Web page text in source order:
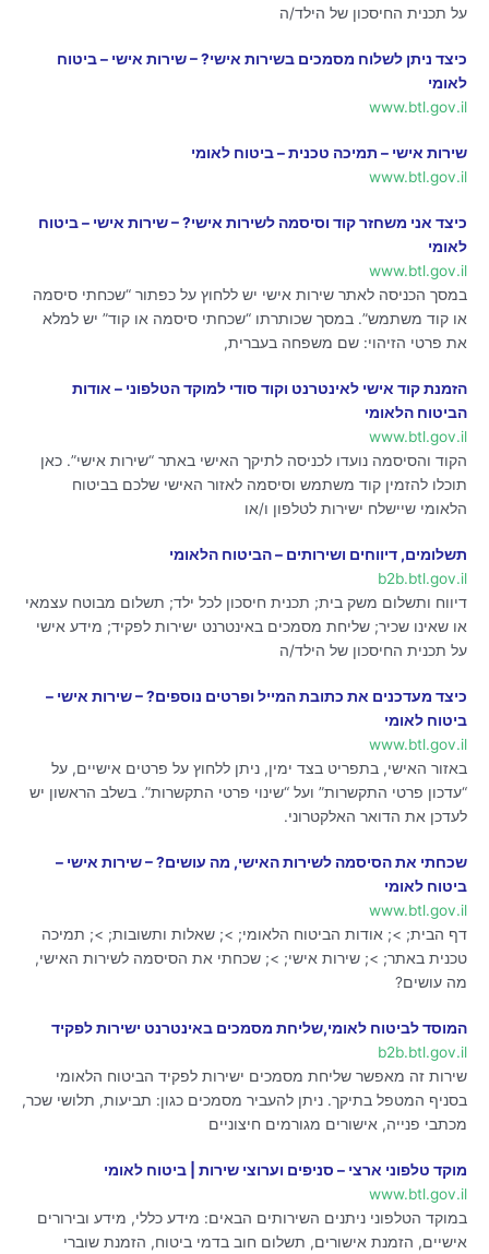
על תכנית החיסכון של הילד/ה
כיצד ניתן לשלוח מסמכים בשירות אישי? – שירות אישי – ביטוח
לאומי
www.btl.gov.il
שירות אישי – תמיכה טכנית – ביטוח לאומי
www.btl.gov.il
כיצד אני משחזר קוד וסיסמה לשירות אישי? – שירות אישי – ביטוח
לאומי
www.btl.gov.il
במסך הכניסה לאתר שירות אישי יש ללחוץ על כפתור “שכחתי סיסמה
או קוד משתמש”. במסך שכותרתו “שכחתי סיסמה או קוד” יש למלא
את פרטי הזיהוי: שם משפחה בעברית,
הזמנת קוד אישי לאינטרנט וקוד סודי למוקד הטלפוני – אודות
הביטוח הלאומי
www.btl.gov.il
הקוד והסיסמה נועדו לכניסה לתיקך האישי באתר “שירות אישי”. כאן
תוכלו להזמין קוד משתמש וסיסמה לאזור האישי שלכם בביטוח
הלאומי שיישלח ישירות לטלפון ו/או
תשלומים, דיווחים ושירותים – הביטוח הלאומי
b2b.btl.gov.il
דיווח ותשלום משק בית; תכנית חיסכון לכל ילד; תשלום מבוטח עצמאי
או שאינו שכיר; שליחת מסמכים באינטרנט ישירות לפקיד; מידע אישי
על תכנית החיסכון של הילד/ה
כיצד מעדכנים את כתובת המייל ופרטים נוספים? – שירות אישי –
ביטוח לאומי
www.btl.gov.il
באזור האישי, בתפריט בצד ימין, ניתן ללחוץ על פרטים אישיים, על
“עדכון פרטי התקשרות” ועל “שינוי פרטי התקשרות”. בשלב הראשון יש
לעדכן את הדואר האלקטרוני.
שכחתי את הסיסמה לשירות האישי, מה עושים? – שירות אישי –
ביטוח לאומי
www.btl.gov.il
דף הבית; >; אודות הביטוח הלאומי; >; שאלות ותשובות; >; תמיכה
טכנית באתר; >; שירות אישי; >; שכחתי את הסיסמה לשירות האישי,
מה עושים?
המוסד לביטוח לאומי,שליחת מסמכים באינטרנט ישירות לפקיד
b2b.btl.gov.il
שירות זה מאפשר שליחת מסמכים ישירות לפקיד הביטוח הלאומי
בסניף המטפל בתיקך. ניתן להעביר מסמכים כגון: תביעות, תלושי שכר,
מכתבי פנייה, אישורים מגורמים חיצוניים
מוקד טלפוני ארצי – סניפים וערוצי שירות | ביטוח לאומי
www.btl.gov.il
במוקד הטלפוני ניתנים השירותים הבאים: מידע כללי, מידע ובירורים
אישיים, הזמנת אישורים, תשלום חוב בדמי ביטוח, הזמנת שוברי